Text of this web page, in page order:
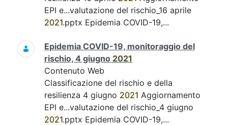
EPI e...valutazione del rischio_16 aprile
2021.pptx Epidemia COVID-19,...
Epidemia COVID-19, monitoraggio del
rischio, 4 giugno 2021
Contenuto Web
Classificazione del rischio e della
resilienza 4 giugno 2021 Aggiornamento
EPI e...valutazione del rischio_4 giugno
2021.pptx Epidemia COVID-19,...